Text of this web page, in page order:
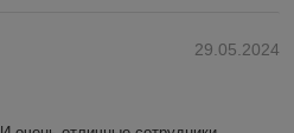
29.05.2024